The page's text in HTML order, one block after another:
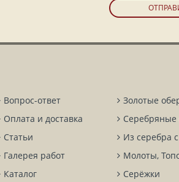
Вопрос-ответ
Оплата и доставка
Статьи
Галерея работ
Каталог
Золотые
Серебряные
Из серебра
Молоты,
Серёжки